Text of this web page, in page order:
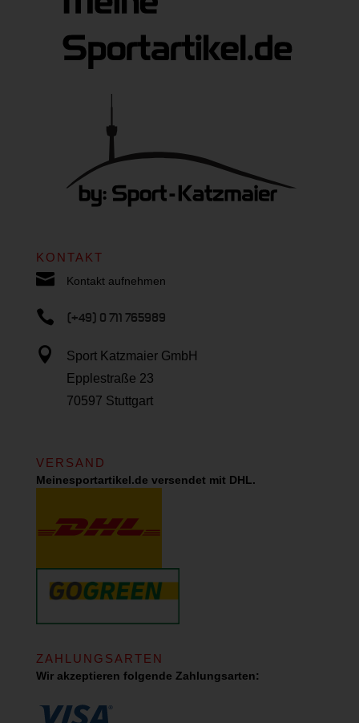
KONTAKT
 Kontakt aufnehmen
 (+49) 0 711 765989

Sport Katzmaier GmbH
Epplestraße 23
70597 Stuttgart
VERSAND
Meinesportartikel.de versendet mit DHL.
ZAHLUNGSARTEN
Wir akzeptieren folgende Zahlungsarten: